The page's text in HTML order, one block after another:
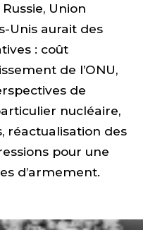
Union
Unis aurait des
: coût
de l’ONU,
de
nucléaire,
réactualisation des
pour une
d’armement.